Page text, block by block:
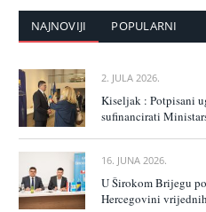
NAJNOVIJI POPULARNI
2. JULA 2026.
Kiseljak : Potpisani
sufinancirati
16. JUNA 2026.
U Širokom Brijegu
Hercegovini